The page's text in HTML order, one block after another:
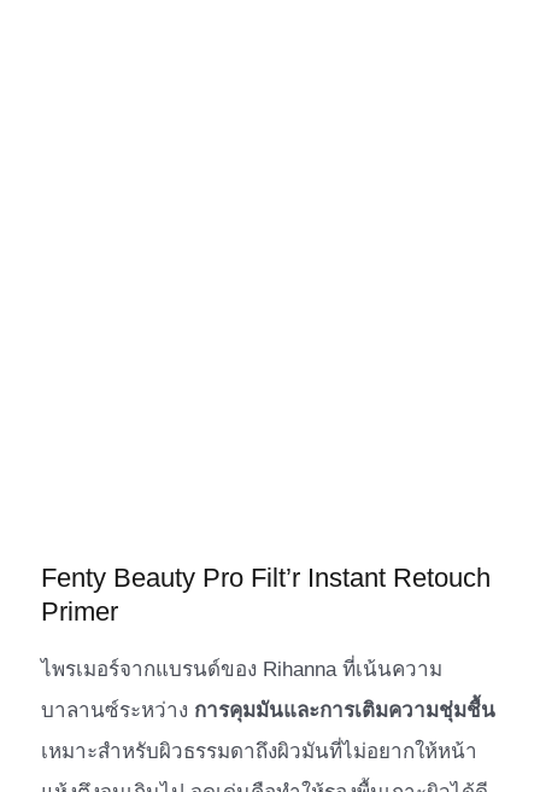
Fenty Beauty Pro Filt’r Instant Retouch
Primer
ไพรเมอร์จากแบรนด์ของ Rihanna ที่เน้นความ
บาลานซ์ระหว่าง การคุมมันและการเติมความชุ่มชื้น
เหมาะสำหรับผิวธรรมดาถึงผิวมันที่ไม่อยากให้หน้า